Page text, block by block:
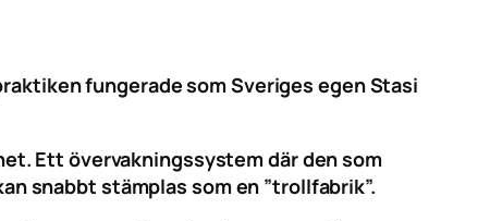
fungerade som Sveriges egen Stasi
Ett övervakningssystem där den som
snabbt stämplas som en ”trollfabrik”.